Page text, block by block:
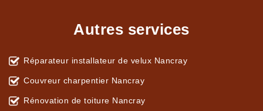
Autres services
Réparateur installateur de velux Nancray
Couvreur charpentier Nancray
Rénovation de toiture Nancray